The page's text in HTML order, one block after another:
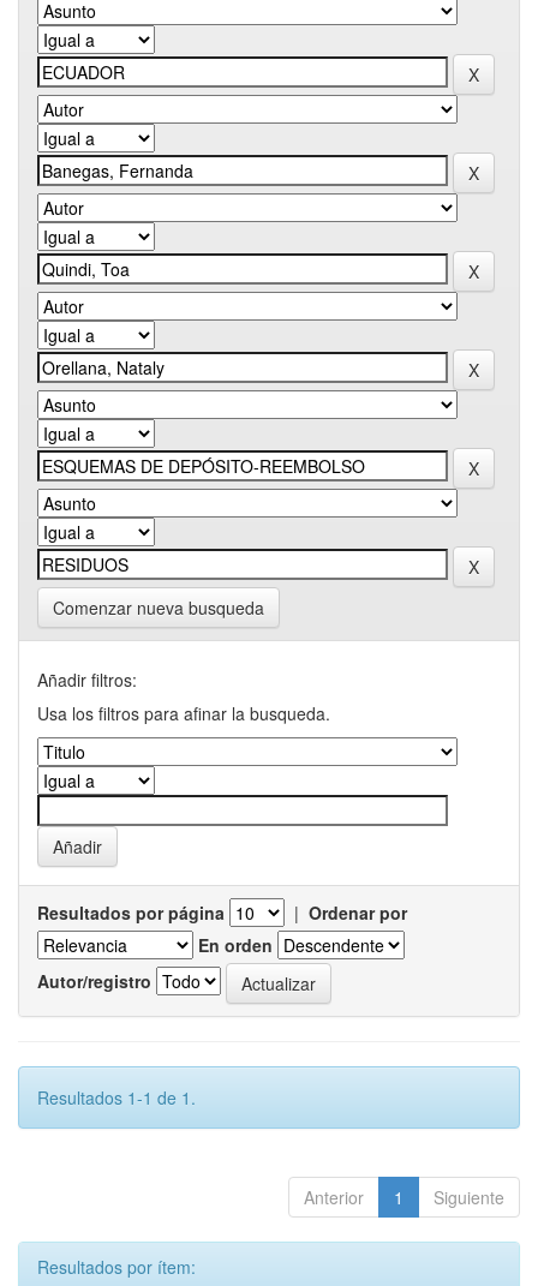
Comenzar nueva busqueda
Añadir filtros:
Usa los filtros para afinar la busqueda.
Resultados por página | Ordenar por
En orden
Autor/registro
Resultados 1-1 de 1.
Anterior 1 Siguiente
Resultados por ítem: